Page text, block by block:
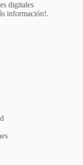
digitales
información!.